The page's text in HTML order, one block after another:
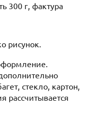
300 г, фактура
рисунок.
стекло, картон,
рассчитывается